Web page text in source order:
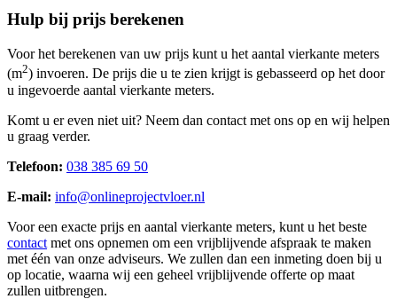
Hulp bij prijs berekenen
Voor het berekenen van uw prijs kunt u het aantal vierkante meters
(m2) invoeren. De prijs die u te zien krijgt is gebasseerd op het door
u ingevoerde aantal vierkante meters.
Komt u er even niet uit? Neem dan contact met ons op en wij helpen
u graag verder.
Telefoon: 038 385 69 50
E-mail: info@onlineprojectvloer.nl
Voor een exacte prijs en aantal vierkante meters, kunt u het beste
contact met ons opnemen om een vrijblijvende afspraak te maken
met één van onze adviseurs. We zullen dan een inmeting doen bij u
op locatie, waarna wij een geheel vrijblijvende offerte op maat
zullen uitbrengen.